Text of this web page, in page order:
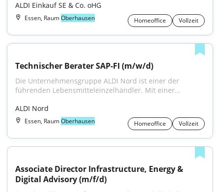
ALDI Einkauf SE & Co. oHG
Essen, RaumOberhausen Homeoffice Vollzeit
Technischer Berater SAP-FI (m/w/d)
Die Unternehmensgruppe ALDI Nord ist einer der
führenden Lebensmitteleinzelhändler. Mit einer...
ALDI Nord
Essen, RaumOberhausen Homeoffice Vollzeit
Associate Director Infrastructure, Energy &
Digital Advisory (m/f/d)